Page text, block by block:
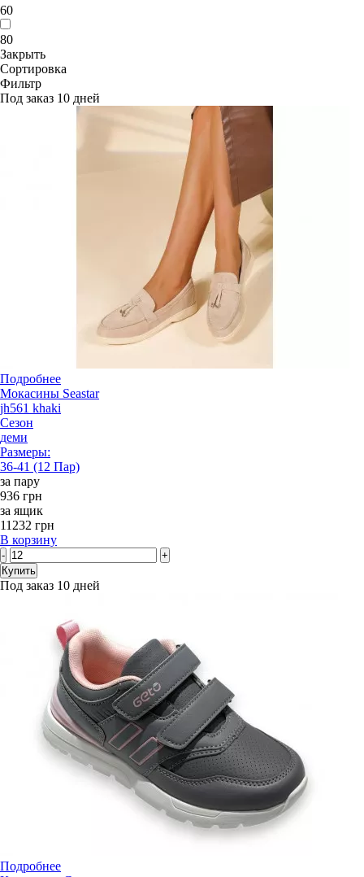
60
80
Закрыть
Сортировка
Фильтр
Под заказ 10 дней
Подробнее
Мокасины Seastar
jh561 khaki
Сезон
деми
Размеры:
36-41 (12 Пар)
за пару
936 грн
за ящик
11232 грн
В корзину
-
+
Купить
Под заказ 10 дней
Подробнее